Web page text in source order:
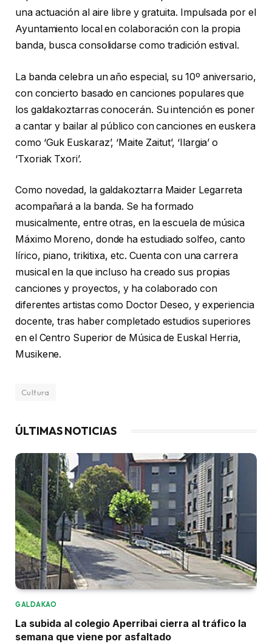
una actuación al aire libre y gratuita. Impulsada por el
Ayuntamiento local en colaboración con la propia
banda, busca consolidarse como tradición estival.
La banda celebra un año especial, su 10º aniversario,
con concierto basado en canciones populares que
los galdakoztarras conocerán. Su intención es poner
a cantar y bailar al público con canciones en euskera
como ‘Guk Euskaraz’, ‘Maite Zaitut’, ‘Ilargia’ o
‘Txoriak Txori’.
Como novedad, la galdakoztarra Maider Legarreta
acompañará a la banda. Se ha formado
musicalmente, entre otras, en la escuela de música
Máximo Moreno, donde ha estudiado solfeo, canto
lírico, piano, trikitixa, etc. Cuenta con una carrera
musical en la que incluso ha creado sus propias
canciones y proyectos, y ha colaborado con
diferentes artistas como Doctor Deseo, y experiencia
docente, tras haber completado estudios superiores
en el Centro Superior de Música de Euskal Herria,
Musikene.
Cultura
ÚLTIMAS NOTICIAS
GALDAKAO
La subida al colegio Aperribai cierra al tráfico la
semana que viene por asfaltado